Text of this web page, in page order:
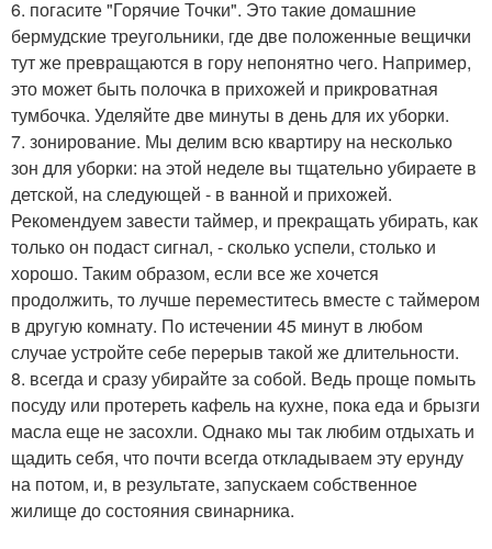
6. погасите "Горячие Точки". Это такие домашние
бермудские треугольники, где две положенные вещички
тут же превращаются в гору непонятно чего. Например,
это может быть полочка в прихожей и прикроватная
тумбочка. Уделяйте две минуты в день для их уборки.
7. зонирование. Мы делим всю квартиру на несколько
зон для уборки: на этой неделе вы тщательно убираете в
детской, на следующей - в ванной и прихожей.
Рекомендуем завести таймер, и прекращать убирать, как
только он подаст сигнал, - сколько успели, столько и
хорошо. Таким образом, если все же хочется
продолжить, то лучше переместитесь вместе с таймером
в другую комнату. По истечении 45 минут в любом
случае устройте себе перерыв такой же длительности.
8. всегда и сразу убирайте за собой. Ведь проще помыть
посуду или протереть кафель на кухне, пока еда и брызги
масла еще не засохли. Однако мы так любим отдыхать и
щадить себя, что почти всегда откладываем эту ерунду
на потом, и, в результате, запускаем собственное
жилище до состояния свинарника.